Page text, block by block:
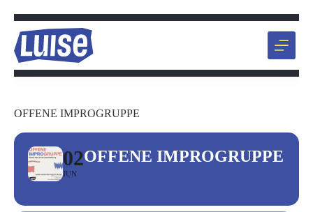
Zum
Inhalt
springen
OFFENE IMPROGRUPPE
02
JUN
OFFENE IMPROGRUPPE